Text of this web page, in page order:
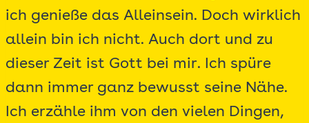
ich genieße das Alleinsein. Doch wirklich
allein bin ich nicht. Auch dort und zu
dieser Zeit ist Gott bei mir. Ich spüre
dann immer ganz bewusst seine Nähe.
Ich erzähle ihm von den vielen Dingen,